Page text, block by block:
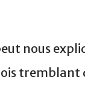
nous
tremblant